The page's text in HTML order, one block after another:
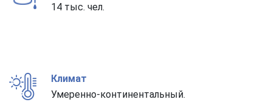
14 тыс. чел.
Климат
Умеренно-континентальный.